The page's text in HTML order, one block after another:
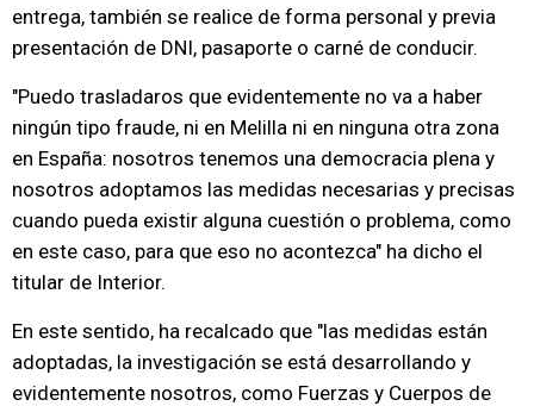
entrega, también se realice de forma personal y previa
presentación de DNI, pasaporte o carné de conducir.
"Puedo trasladaros que evidentemente no va a haber
ningún tipo fraude, ni en Melilla ni en ninguna otra zona
en España: nosotros tenemos una democracia plena y
nosotros adoptamos las medidas necesarias y precisas
cuando pueda existir alguna cuestión o problema, como
en este caso, para que eso no acontezca" ha dicho el
titular de Interior.
En este sentido, ha recalcado que "las medidas están
adoptadas, la investigación se está desarrollando y
evidentemente nosotros, como Fuerzas y Cuerpos de